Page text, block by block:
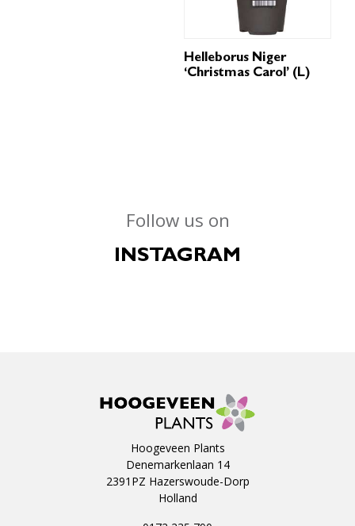
Helleborus Niger
‘Christmas Carol’ (L)
Follow us on
INSTAGRAM
Hoogeveen Plants
Denemarkenlaan 14
2391PZ Hazerswoude-Dorp
Holland